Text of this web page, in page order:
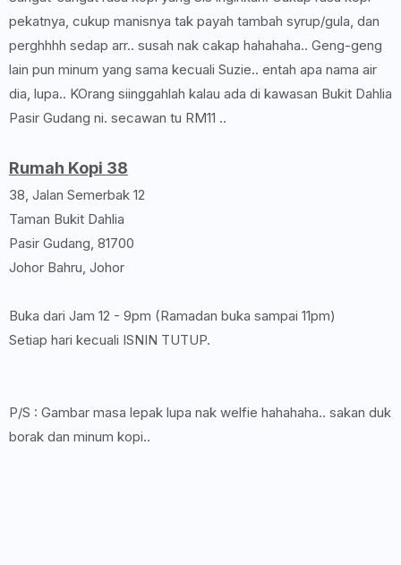
pekatnya, cukup manisnya tak payah tambah syrup/gula, dan
perghhhh sedap arr.. susah nak cakap hahahaha.. Geng-geng
lain pun minum yang sama kecuali Suzie.. entah apa nama air
dia, lupa.. KOrang siinggahlah kalau ada di kawasan Bukit Dahlia
Pasir Gudang ni. secawan tu RM11 ..
Rumah Kopi 38
38, Jalan Semerbak 12
Taman Bukit Dahlia
Pasir Gudang, 81700
Johor Bahru, Johor
Buka dari Jam 12 - 9pm (Ramadan buka sampai 11pm)
Setiap hari kecuali ISNIN TUTUP.
P/S : Gambar masa lepak lupa nak welfie hahahaha.. sakan duk
borak dan minum kopi..